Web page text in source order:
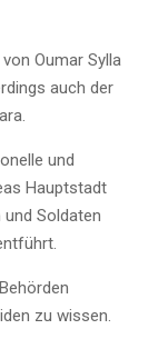
Oumar Sylla
auch der
und
Hauptstadt
und Soldaten
zu wissen.